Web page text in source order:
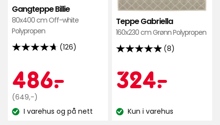
Gangteppe Billie
80x400 cm Off-white
Polypropen
(126)
4.7
5
stjerner,
basert
på
486-
.
kr
Opprinnelig
pris
649
(649,-)
Lagerbalanse:
I varehus og på nett
favoritter
Teppe Gabriella
160x230 cm Grønn Polypropen
(8)
4.9
5
stjerner,
på
324-
.
kr
Lagerbalanse:
Kun i varehus